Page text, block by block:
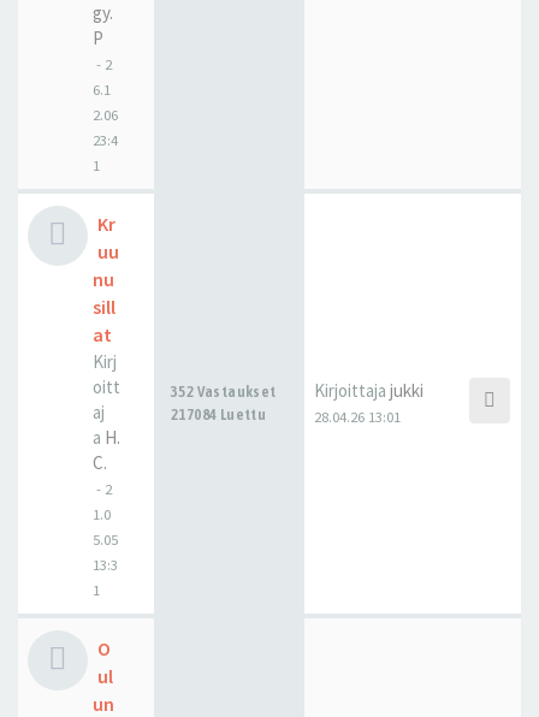
gy.
P
- 2
6.1
2.06
23:4
1
Kr
uu
nu
sill
at
Kirj
oitt
aj
a H.
C.
- 2
1.0
5.05
13:3
1
352 Vastaukset
217084 Luettu
Kirjoittaja jukki
28.04.26 13:01
O
ul
un